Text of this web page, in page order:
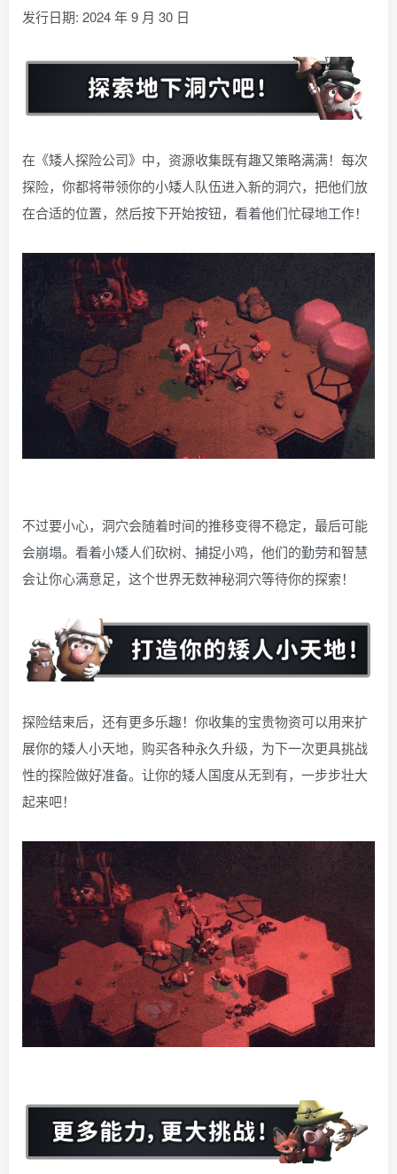
发行日期: 2024 年 9 月 30 日
在《矮人探险公司》中，资源收集既有趣又策略满满！每次
探险，你都将带领你的小矮人队伍进入新的洞穴，把他们放
在合适的位置，然后按下开始按钮，看着他们忙碌地工作！
不过要小心，洞穴会随着时间的推移变得不稳定，最后可能
会崩塌。看着小矮人们砍树、捕捉小鸡，他们的勤劳和智慧
会让你心满意足，这个世界无数神秘洞穴等待你的探索！
探险结束后，还有更多乐趣！你收集的宝贵物资可以用来扩
展你的矮人小天地，购买各种永久升级，为下一次更具挑战
性的探险做好准备。让你的矮人国度从无到有，一步步壮大
起来吧！